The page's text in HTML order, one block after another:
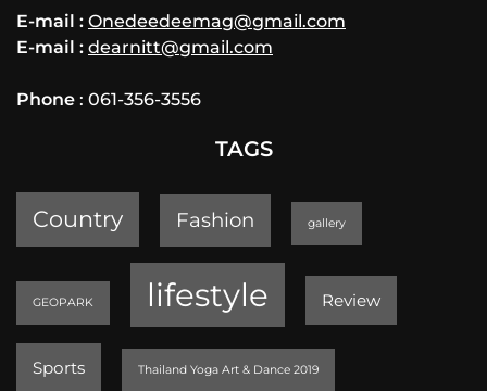
E-mail : Onedeedeemag@gmail.com
E-mail : dearnitt@gmail.com
Phone : 061-356-3556
TAGS
Country Fashion gallery
GEOPARK lifestyle Review
Sports Thailand Yoga Art & Dance 2019